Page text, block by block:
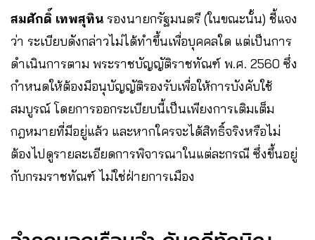
สมศักดิ์ เทพสุทิน รองนายกรัฐมนตรี (ในขณะนั้น) ชี้แจง
ว่า ระเบียบดังกล่าวไม่ได้ทำขึ้นเพื่อบุคคลใด แต่เป็นการ
ดำเนินการตาม พระราชบัญญัติราชทัณฑ์ พ.ศ. 2560 ซึ่ง
กำหนดให้ต้องมีอนุบัญญัติรองรับเพื่อให้การบังคับใช้
สมบูรณ์ โดยการออกระเบียบนี้เป็นเพียงการเติมเต็ม
กฎหมายที่มีอยู่แล้ว และหากใครจะได้สิทธิ์จริงหรือไม่
ต้องไปดูรายละเอียดการพิจารณาในแต่ละกรณี ซึ่งขึ้นอยู่
กับกรมราชทัณฑ์ ไม่ใช่ฝ่ายการเมือง